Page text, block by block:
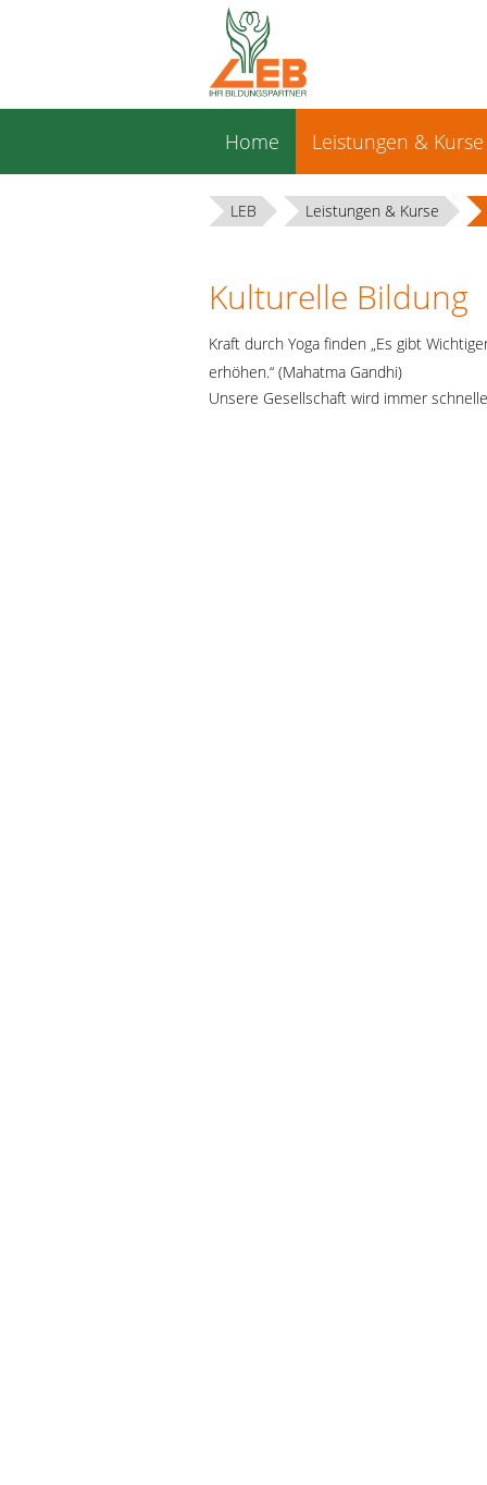
überspringen
Home Leistungen & Kurse
LEB Leistungen & Kurse
Kulturelle Bildung
Kraft durch Yoga finden „Es gibt
erhöhen.“ (Mahatma Gandhi)
Unsere Gesellschaft wird immer